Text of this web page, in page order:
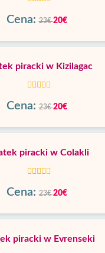
Cena: 23€20€
piracki w Kizilagac
Cena: 23€20€
piracki w Colakli
Cena: 23€20€
piracki w Evrenseki